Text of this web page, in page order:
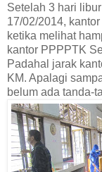
Setelah 3 hari
17/02/2014,
ketika melihat
kantor PPPPTK
Padahal jarak
KM. Apalagi
belum ada tanda-